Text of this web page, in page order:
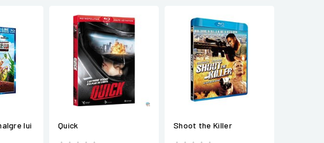
lui Quick Shoot the Killer